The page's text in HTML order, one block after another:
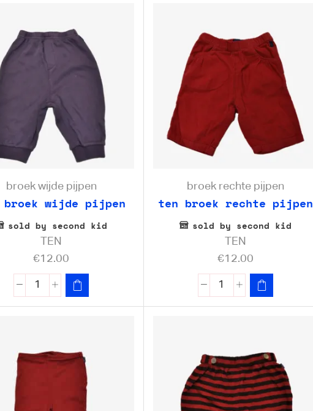
broek wijde pijpen
wijde pijpen
sold by second kid
TEN
€12.00
broek rechte pijpen
ten broek rechte pijpen
sold by second kid
TEN
€12.00